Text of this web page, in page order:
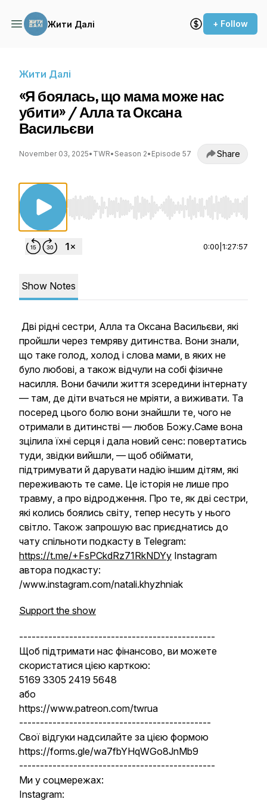
Жити Далі + Follow
Жити Далі
«Я боялась, що мама може нас
убити» / Алла та Оксана
Васильєви
November 03, 2025• TWR• Season 2• Episode 57 Share
Use Left/Right to seek, Home/End to jump to
0:00 1:27:57
Show Notes
Дві рідні сестри, Алла та Оксана Васильєви, які
пройшли через темряву дитинства. Вони знали,
що таке голод, холод і слова мами, в яких не
було любові, а також відчули на собі фізичне
насилля. Вони бачили життя зсередини інтернату
— там, де діти вчаться не мріяти, а виживати. Та
посеред цього болю вони знайшли те, чого не
отримали в дитинстві — любов Божу.Саме вона
зцілила їхні серця і дала новий сенс: повертатись
туди, звідки вийшли, — щоб обіймати,
підтримувати й дарувати надію іншим дітям, які
переживають те саме. Це історія не лише про
травму, а про відродження. Про те, як дві сестри,
які колись боялись світу, тепер несуть у нього
світло. Також запрошую вас приєднатись до
чату спільноти подкасту в Telegram:
https://t.me/+FsPCkdRz71RkNDYy Instagram
автора подкасту:
/www.instagram.com/natali.khyzhniak
Support the show
-----------------------------------------------
Щоб підтримати нас фінансово, ви можете
скористатися цією карткою:
5169 3305 2419 5648
або
https://www.patreon.com/twrua
----------------------------------------------
Свої відгуки надсилайте за цією формою
https://forms.gle/wa7fbYHqWGo8JnMb9
-----------------------------------------------
Ми у соцмережах:
Instagram: